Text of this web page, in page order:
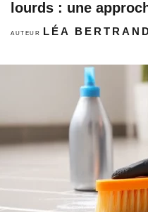
lourds : une
AUTEUR LÉA